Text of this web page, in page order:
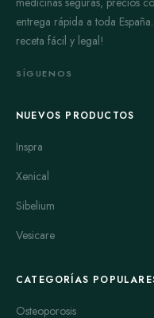
entrega rápida a toda
receta fácil y legal!
SÍGUENOS
NUEVOS PRODUCTOS
Inspra
Xenical
Sibelium
Vesicare
CATEGORÍAS
Osteoporosis